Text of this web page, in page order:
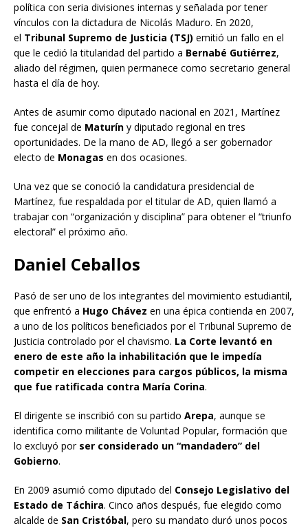
política con seria divisiones internas y señalada por tener
vínculos con la dictadura de Nicolás Maduro. En 2020,
el Tribunal Supremo de Justicia (TSJ) emitió un fallo en el
que le cedió la titularidad del partido a Bernabé Gutiérrez,
aliado del régimen, quien permanece como secretario general
hasta el día de hoy.
Antes de asumir como diputado nacional en 2021, Martínez
fue concejal de Maturín y diputado regional en tres
oportunidades. De la mano de AD, llegó a ser gobernador
electo de Monagas en dos ocasiones.
Una vez que se conoció la candidatura presidencial de
Martínez, fue respaldada por el titular de AD, quien llamó a
trabajar con “organización y disciplina” para obtener el “triunfo
electoral” el próximo año.
Daniel Ceballos
Pasó de ser uno de los integrantes del movimiento estudiantil,
que enfrentó a Hugo Chávez en una épica contienda en 2007,
a uno de los políticos beneficiados por el Tribunal Supremo de
Justicia controlado por el chavismo. La Corte levantó en
enero de este año la inhabilitación que le impedía
competir en elecciones para cargos públicos, la misma
que fue ratificada contra María Corina.
El dirigente se inscribió con su partido Arepa, aunque se
identifica como militante de Voluntad Popular, formación que
lo excluyó porser considerado un “mandadero” del
Gobierno.
En 2009 asumió como diputado del Consejo Legislativo del
Estado de Táchira. Cinco años después, fue elegido como
alcalde de San Cristóbal, pero su mandato duró unos pocos